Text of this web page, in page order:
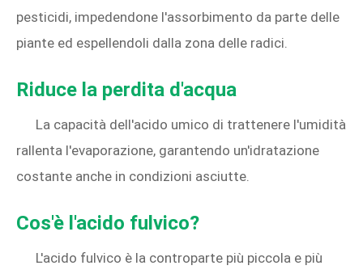
pesticidi, impedendone l'assorbimento da parte delle
piante ed espellendoli dalla zona delle radici.
Riduce la perdita d'acqua
La capacità dell'acido umico di trattenere l'umidità
rallenta l'evaporazione, garantendo un'idratazione
costante anche in condizioni asciutte.
Cos'è l'acido fulvico?
L'acido fulvico è la controparte più piccola e più